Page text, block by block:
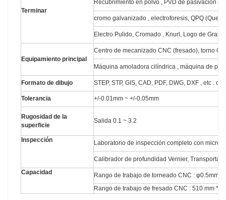
Terminar
Recubrimiento en polvo , PVD de pasivación ,
cromo galvanizado , electroforesis, QPQ
Electro Pulido, Cromado , Knurl, Logo de
Equipamiento principal
Centro de mecanizado CNC (fresado), torno
Máquina amoladora cilíndrica , máquina de
Formato de dibujo STEP, STP, GIS, CAD, PDF, DWG, DXF , etc . o
Tolerancia +/-0.01mm ~ +/-0.05mm
Rugosidad de la
superficie
Salida 0.1 ~ 3.2
Inspección Laboratorio de inspección completo con
Calibrador de profundidad Vernier,
Capacidad
Rango de trabajo de torneado CNC : φ0.5mm-
Rango de trabajo de fresado CNC : 510 mm *